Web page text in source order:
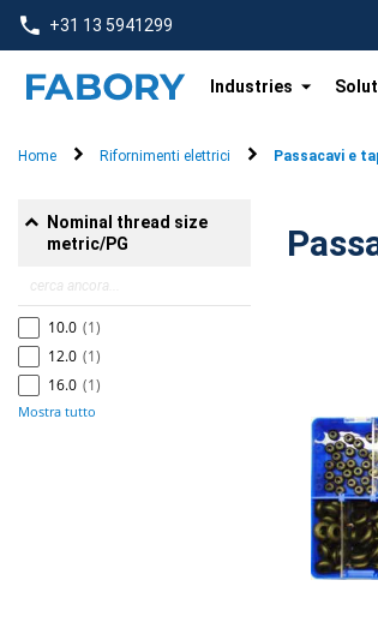
text.skipToContent
text.skipToNavigation
+31 13 5941299
Industries
Home Rifornimenti elettrici Passacavi e
Nominal thread size
metric/PG
10.0 (1)
12.0 (1)
16.0 (1)
Mostra tutto